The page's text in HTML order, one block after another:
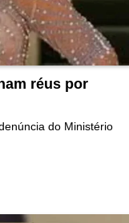
réus por
do Ministério